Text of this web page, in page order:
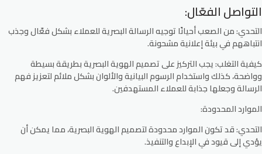
التواصل الفعّال:
التحدي: من الصعب أحيانًا توجيه الرسالة البصرية للعملاء بشكل فعّال وجذب
انتباههم في بيئة إعلانية مشحونة.
كيفية التغلب: يجب التركيز على تصميم الهوية البصرية بطريقة بسيطة
وواضحة، كذلك واستخدام الرسوم البيانية والألوان بشكل ملائم لتعزيز فهم
الرسالة وجعلها جذابة للعملاء المستهدفين.
الموارد المحدودة:
التحدي: قد تكون الموارد محدودة لتصميم الهوية البصرية، مما يمكن أن
يؤدي إلى قيود في الإبداع والتنفيذ.